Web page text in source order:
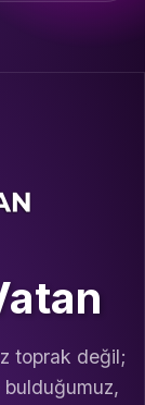
toprak değil;